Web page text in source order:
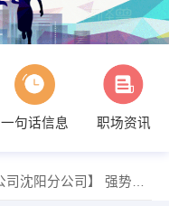
一句话信息 职场资讯
【杭州千广传媒有限公司沈阳分公司】 强势入驻